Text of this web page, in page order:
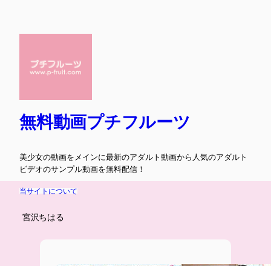
無料動画プチフルーツ
美少女の動画をメインに最新のアダルト動画から人気のアダルト
ビデオのサンプル動画を無料配信！
当サイトについて
宮沢ちはる